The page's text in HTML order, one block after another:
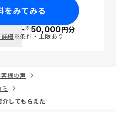
をみてみる
ポイント※50,000円分
細※条件・上限あり
客様の声
してもらえた